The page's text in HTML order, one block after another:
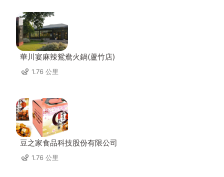
華川宴麻辣鴛鴦火鍋(蘆竹店)
1.76 公里
豆之家食品科技股份有限公司
1.76 公里